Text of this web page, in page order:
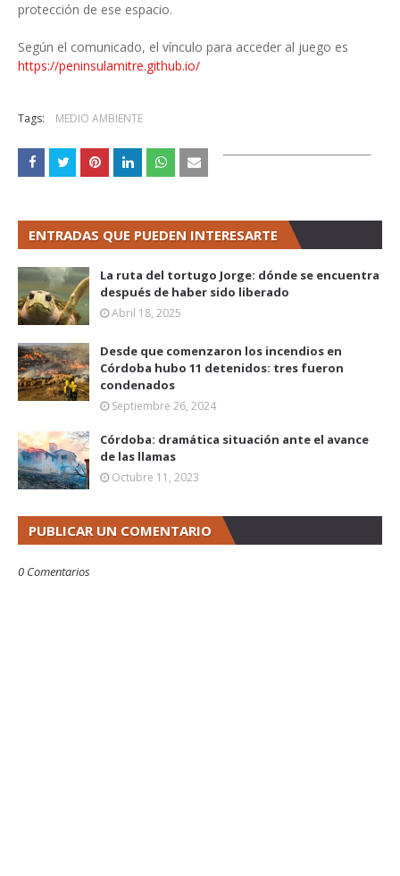
protección de ese espacio.
Según el comunicado, el vínculo para acceder al juego es
https://peninsulamitre.github.io/
Tags: MEDIO AMBIENTE
ENTRADAS QUE PUEDEN INTERESARTE
La ruta del tortugo Jorge: dónde se encuentra
después de haber sido liberado
Abril 18, 2025
Desde que comenzaron los incendios en
Córdoba hubo 11 detenidos: tres fueron
condenados
Septiembre 26, 2024
Córdoba: dramática situación ante el avance
de las llamas
Octubre 11, 2023
PUBLICAR UN COMENTARIO
0 Comentarios